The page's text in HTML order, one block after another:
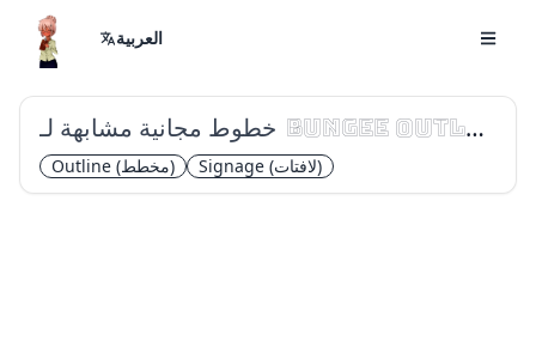
العربية
خطوط مجانية مشابهة لـ Bungee Outline
Outline (مخطط) Signage (لافتات)